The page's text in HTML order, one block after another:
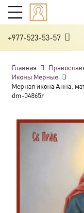
+977-523-53-57
Главная
Иконы Мерные
Мерная икона Анна,
dm-04865r